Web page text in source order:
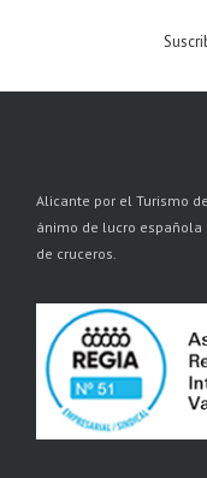
Alicante por el Turismo
ánimo de lucro
de cruceros.